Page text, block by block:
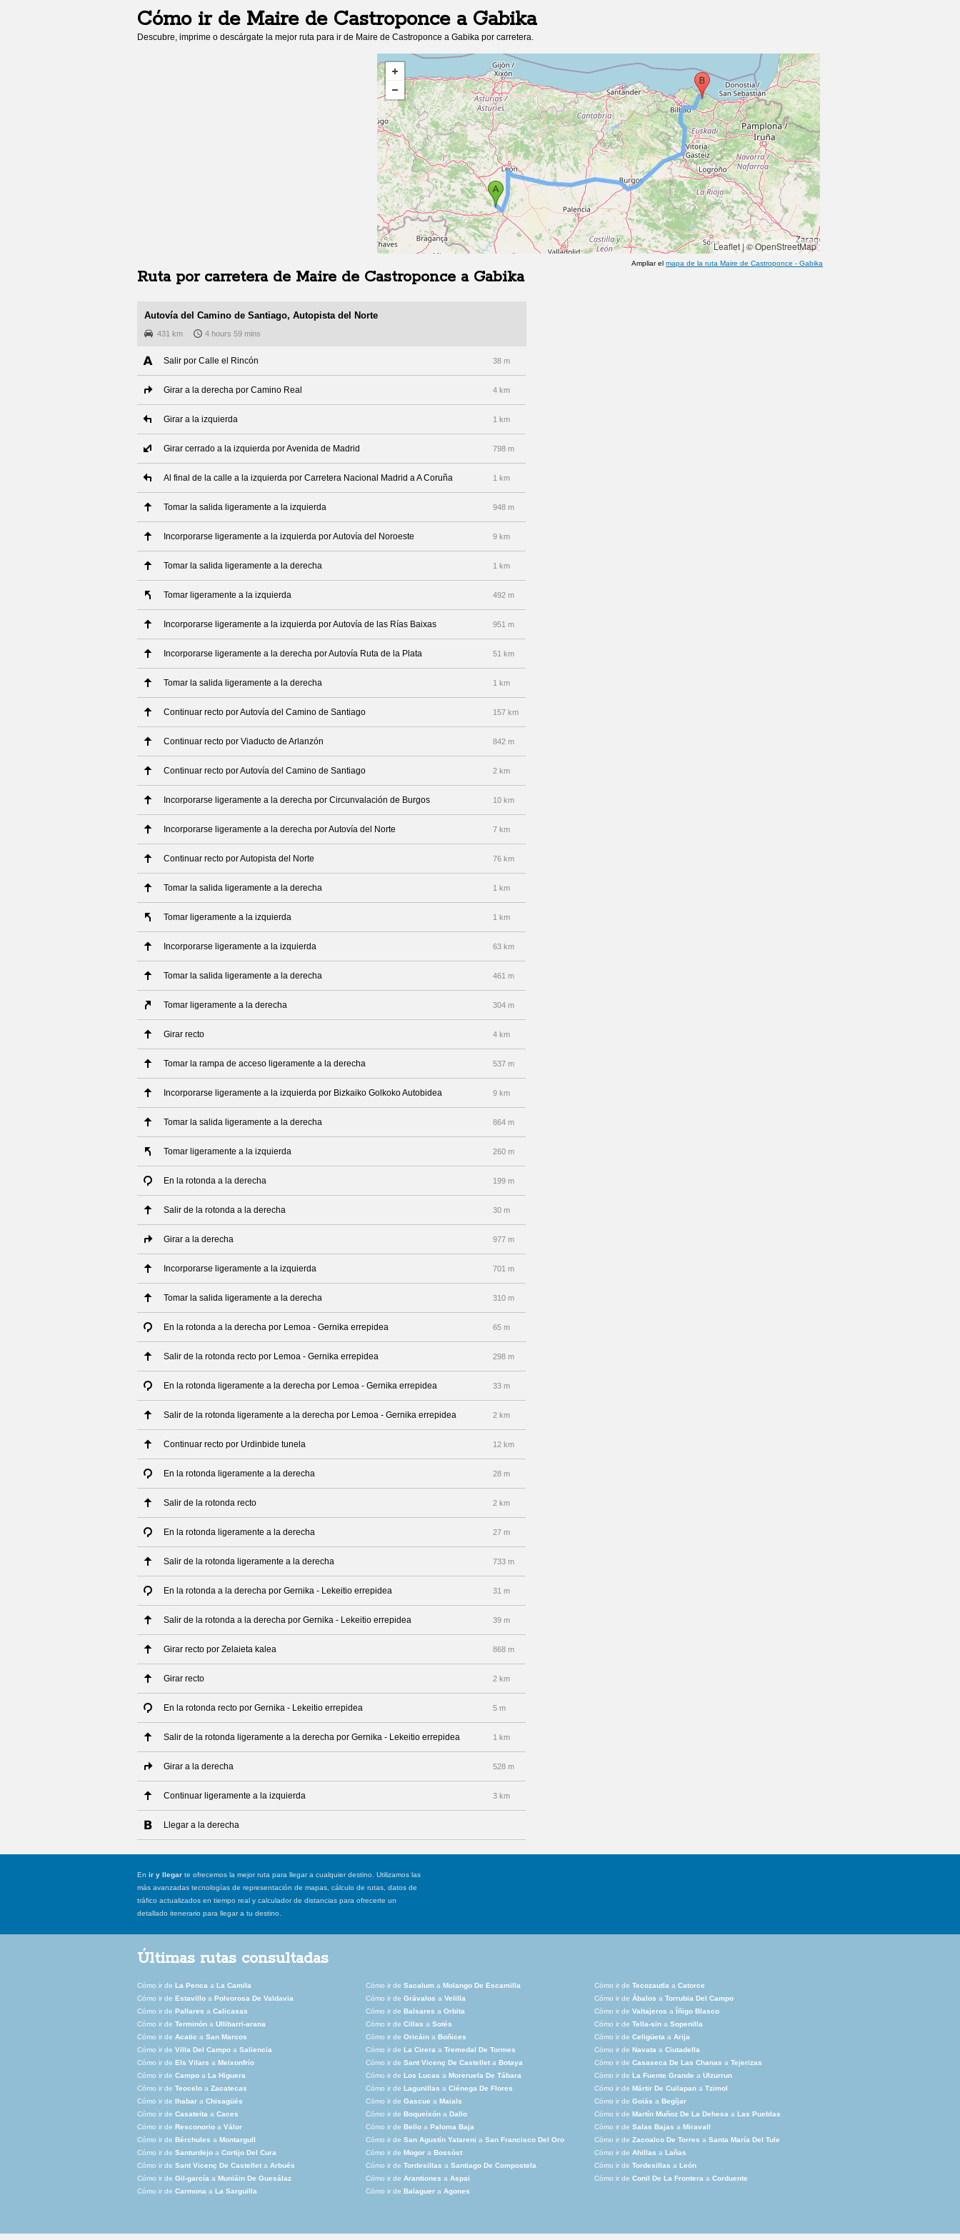
Cómo ir de Maire de Castroponcea Gabika
Descubre, imprime o descárgate la mejor ruta para ir de Maire de Castroponce a Gabika por carretera.
Leaflet|© OpenStreetMap
Ampliar el mapa de la ruta Maire de Castroponce - Gabika
Ruta por carretera de Maire de Castroponce a Gabika
Autovía del Camino de Santiago, Autopista del Norte
431 km 4 hours 59 mins
Salir por Calle el Rincón 38 m
Girar a la derecha por Camino Real 4 km
Girar a la izquierda 1 km
Girar cerrado a la izquierda por Avenida de Madrid 798 m
Al final de la calle a la izquierda por Carretera Nacional Madrid a A Coruña 1 km
Tomar la salida ligeramente a la izquierda 948 m
Incorporarse ligeramente a la izquierda por Autovía del Noroeste 9 km
Tomar la salida ligeramente a la derecha 1 km
Tomar ligeramente a la izquierda 492 m
Incorporarse ligeramente a la izquierda por Autovía de las Rías Baixas 951 m
Incorporarse ligeramente a la derecha por Autovía Ruta de la Plata 51 km
Tomar la salida ligeramente a la derecha 1 km
Continuar recto por Autovía del Camino de Santiago 157 km
Continuar recto por Viaducto de Arlanzón 842 m
Continuar recto por Autovía del Camino de Santiago 2 km
Incorporarse ligeramente a la derecha por Circunvalación de Burgos 10 km
Incorporarse ligeramente a la derecha por Autovía del Norte 7 km
Continuar recto por Autopista del Norte 76 km
Tomar la salida ligeramente a la derecha 1 km
Tomar ligeramente a la izquierda 1 km
Incorporarse ligeramente a la izquierda 63 km
Tomar la salida ligeramente a la derecha 461 m
Tomar ligeramente a la derecha 304 m
Girar recto 4 km
Tomar la rampa de acceso ligeramente a la derecha 537 m
Incorporarse ligeramente a la izquierda por Bizkaiko Golkoko Autobidea 9 km
Tomar la salida ligeramente a la derecha 864 m
Tomar ligeramente a la izquierda 260 m
En la rotonda a la derecha 199 m
Salir de la rotonda a la derecha 30 m
Girar a la derecha 977 m
Incorporarse ligeramente a la izquierda 701 m
Tomar la salida ligeramente a la derecha 310 m
En la rotonda a la derecha por Lemoa - Gernika errepidea 65 m
Salir de la rotonda recto por Lemoa - Gernika errepidea 298 m
En la rotonda ligeramente a la derecha por Lemoa - Gernika errepidea 33 m
Salir de la rotonda ligeramente a la derecha por Lemoa - Gernika errepidea 2 km
Continuar recto por Urdinbide tunela 12 km
En la rotonda ligeramente a la derecha 28 m
Salir de la rotonda recto 2 km
En la rotonda ligeramente a la derecha 27 m
Salir de la rotonda ligeramente a la derecha 733 m
En la rotonda a la derecha por Gernika - Lekeitio errepidea 31 m
Salir de la rotonda a la derecha por Gernika - Lekeitio errepidea 39 m
Girar recto por Zelaieta kalea 868 m
Girar recto 2 km
En la rotonda recto por Gernika - Lekeitio errepidea 5 m
Salir de la rotonda ligeramente a la derecha por Gernika - Lekeitio errepidea 1 km
Girar a la derecha 528 m
Continuar ligeramente a la izquierda 3 km
Llegar a la derecha
En ir y llegar te ofrecemos la mejor ruta para llegar a cualquier destino. Utilizamos las
más avanzadas tecnologías de representación de mapas, cálculo de rutas, datos de
tráfico actualizados en tiempo real y calculador de distancias para ofrecerte un
detallado itenerario para llegar a tu destino.
Últimas rutas consultadas
Cómo ir de La Penca a La Camila Cómo ir de Sacalum a Molango De Escamilla Cómo ir de Tecozautla a Catorce
Cómo ir de Estavillo a Polvorosa De Valdavia Cómo ir de Grávalos a Velilla Cómo ir de Ábalos a Torrubia Del Campo
Cómo ir de Pallares a Calicasas Cómo ir de Balsares a Orbita Cómo ir de Valtajeros a Íñigo Blasco
Cómo ir de Terminón a Ullibarri-arana Cómo ir de Cillas a Sotés Cómo ir de Tella-sin a Sopenilla
Cómo ir de Acatic a San Marcos Cómo ir de Oricáin a Boñices Cómo ir de Celigüeta a Arija
Cómo ir de Villa Del Campo a Saliencia Cómo ir de La Cirera a Tremedal De Tormes Cómo ir de Navata a Ciutadella
Cómo ir de Els Vilars a Meixonfrío Cómo ir de Sant Vicenç De Castellet a Botaya Cómo ir de Casaseca De Las Chanas a Tejerizas
Cómo ir de Campo a La Higuera Cómo ir de Los Lucas a Moreruela De Tábara Cómo ir de La Fuente Grande a Ulzurrun
Cómo ir de Teocelo a Zacatecas Cómo ir de Lagunillas a Ciénega De Flores Cómo ir de Mártir De Cuilapan a Tzimol
Cómo ir de
Ihabar a Chisagüés Cómo ir de Gascue a Maials Cómo ir de Goiás a Begíjar
Cómo ir de Casateita a Caces Cómo ir de Boqueixón a Dallo Cómo ir de Martín Muñoz De La Dehesa a Las Pueblas
Cómo ir de Resconorio a Válor Cómo ir de Bello a Paloma Baja Cómo ir de Salas Bajas a Miravall
Cómo ir de Bérchules a Montargull Cómo ir de San Agustín Yatareni a San Francisco Del Oro Cómo ir de Zacoalco De Torres a Santa María Del Tule
Cómo ir de Santurdejo a Cortijo Del Cura Cómo ir de Mogor a Bossòst Cómo ir de Ahillas a Lañas
Cómo ir de Sant Vicenç De Castellet a Arbués Cómo ir de Tordesillas a Santiago De Compostela Cómo ir de Tordesillas a León
Cómo ir de Gil-garcía a Muniáin De Guesálaz Cómo ir de Arantiones a Aspai Cómo ir de Conil De La Frontera a Corduente
Cómo ir de Carmona a La Sarguilla Cómo ir de Balaguer a Agones